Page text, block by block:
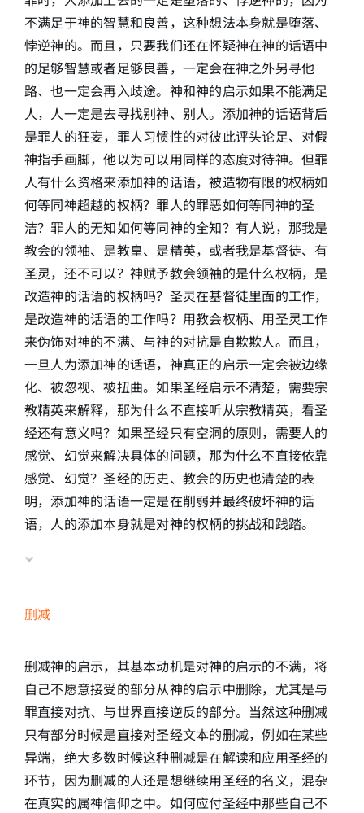
不满足于神的智慧和良善，这种想法本身就是堕落、
悖逆神的。而且，只要我们还在怀疑神在神的话语中
的足够智慧或者足够良善，一定会在神之外另寻他
路、也一定会再入歧途。神和神的启示如果不能满足
人，人一定是去寻找别神、别人。添加神的话语背后
是罪人的狂妄，罪人习惯性的对彼此评头论足、对假
神指手画脚，他以为可以用同样的态度对待神。但罪
人有什么资格来添加神的话语，被造物有限的权柄如
何等同神超越的权柄？罪人的罪恶如何等同神的圣
洁？罪人的无知如何等同神的全知？有人说，那我是
教会的领袖、是教皇、是精英，或者我是基督徒、有
圣灵，还不可以？神赋予教会领袖的是什么权柄，是
改造神的话语的权柄吗？圣灵在基督徒里面的工作，
是改造神的话语的工作吗？用教会权柄、用圣灵工作
来伪饰对神的不满、与神的对抗是自欺欺人。而且，
一旦人为添加神的话语，神真正的启示一定会被边缘
化、被忽视、被扭曲。如果圣经启示不清楚，需要宗
教精英来解释，那为什么不直接听从宗教精英，看圣
经还有意义吗？如果圣经只有空洞的原则，需要人的
感觉、幻觉来解决具体的问题，那为什么不直接依靠
感觉、幻觉？圣经的历史、教会的历史也清楚的表
明，添加神的话语一定是在削弱并最终破坏神的话
语，人的添加本身就是对神的权柄的挑战和践踏。
删减
删减神的启示，其基本动机是对神的启示的不满，将
自己不愿意接受的部分从神的启示中删除，尤其是与
罪直接对抗、与世界直接逆反的部分。当然这种删减
只有部分时候是直接对圣经文本的删减，例如在某些
异端，绝大多数时候这种删减是在解读和应用圣经的
环节，因为删减的人还是想继续用圣经的名义，混杂
在真实的属神信仰之中。如何应付圣经中那些自己不